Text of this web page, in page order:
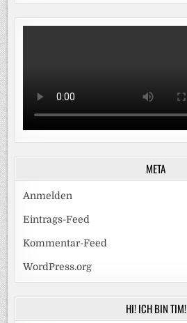
META
Anmelden
Eintrags-Feed
Kommentar-Feed
WordPress.org
HI! ICH BIN TIM!